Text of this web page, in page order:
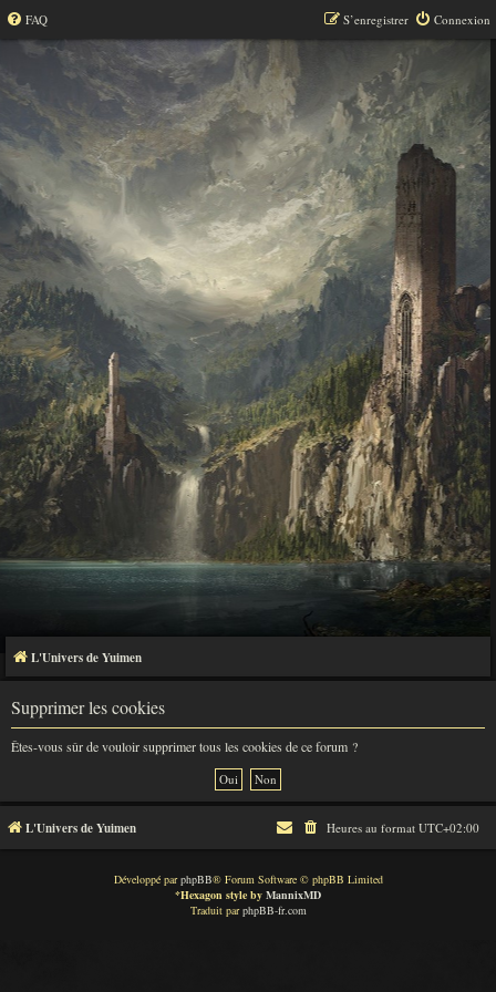
FAQ Connexion
S’enregistrer
L'Univers de Yuimen
Supprimer les cookies
Êtes-vous sûr de vouloir supprimer tous les cookies de ce forum ?
L'Univers de Yuimen Heures au format UTC+02:00
Développé parphpBB® Forum Software © phpBB Limited
*Hexagon style by MannixMD
Traduit parphpBB-fr.com